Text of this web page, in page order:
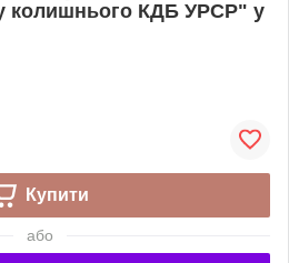
колишнього КДБ УРСР" у
Купити
або